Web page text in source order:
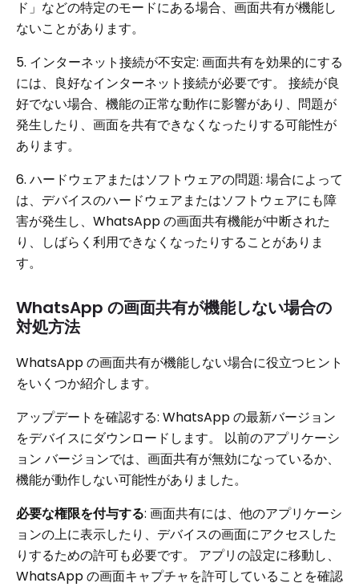
ド」などの特定のモードにある場合、画面共有が機能し
ないことがあります。
5. インターネット接続が不安定: 画面共有を効果的にする
には、良好なインターネット接続が必要です。 接続が良
好でない場合、機能の正常な動作に影響があり、問題が
発生したり、画面を共有できなくなったりする可能性が
あります。
6. ハードウェアまたはソフトウェアの問題: 場合によって
は、デバイスのハードウェアまたはソフトウェアにも障
害が発生し、WhatsApp の画面共有機能が中断された
り、しばらく利用できなくなったりすることがありま
す。
WhatsApp の画面共有が機能しない場合の
対処方法
WhatsApp の画面共有が機能しない場合に役立つヒント
をいくつか紹介します。
アップデートを確認する: WhatsApp の最新バージョン
をデバイスにダウンロードします。 以前のアプリケーシ
ョン バージョンでは、画面共有が無効になっているか、
機能が動作しない可能性がありました。
必要な権限を付与する: 画面共有には、他のアプリケーシ
ョンの上に表示したり、デバイスの画面にアクセスした
りするための許可も必要です。 アプリの設定に移動し、
WhatsApp の画面キャプチャを許可していることを確認